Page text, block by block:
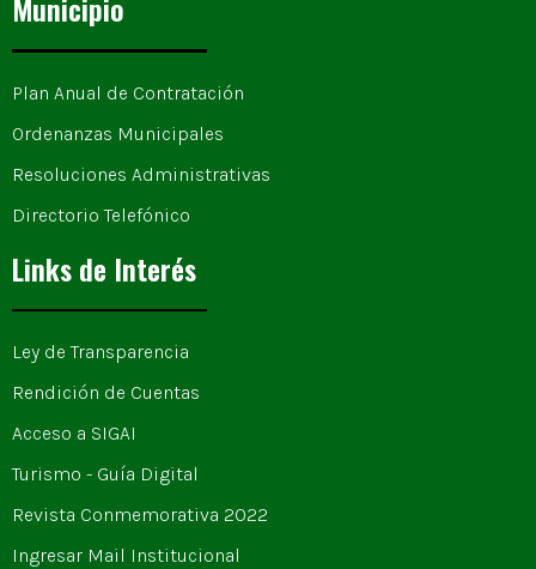
Municipio
Plan Anual de Contratación
Ordenanzas Municipales
Resoluciones Administrativas
Directorio Telefónico
Links de Interés
Ley de Transparencia
Rendición de Cuentas
Acceso a SIGAI
Turismo - Guía Digital
Revista Conmemorativa 2022
Ingresar Mail Institucional